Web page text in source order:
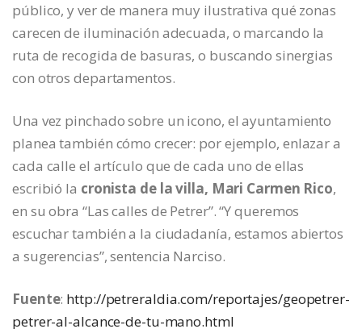
público, y ver de manera muy ilustrativa qué zonas
carecen de iluminación adecuada, o marcando la
ruta de recogida de basuras, o buscando sinergias
con otros departamentos.
Una vez pinchado sobre un icono, el ayuntamiento
planea también cómo crecer: por ejemplo, enlazar a
cada calle el artículo que de cada uno de ellas
escribió la cronista de la villa, Mari Carmen Rico,
en su obra “Las calles de Petrer”. “Y queremos
escuchar también a la ciudadanía, estamos abiertos
a sugerencias”, sentencia Narciso.
Fuente: http://petreraldia.com/reportajes/geopetrer-
petrer-al-alcance-de-tu-mano.html